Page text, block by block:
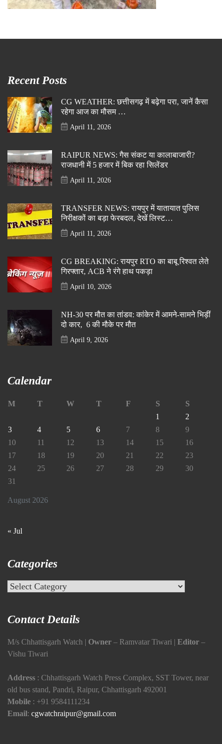
Recent Posts
CG WEATHER: छत्तीसगढ़ में बढ़ेगा परा, जानें कैसा
रहेगा आज का मौसम …
April 11, 2026
RAIPUR NEWS: गैस संकट या कालाबाजारी?
राजधानी में 5 हजार में बिक रहा सिलेंडर
April 11, 2026
TRANSFER NEWS: रायपुर में यातायात पुलिस
निरीक्षकों का बड़ा फेरबदल, देखें लिस्ट…
April 11, 2026
CG BREAKING: रायपुर RTO का बाबू रिश्वत लेते
गिरफ्तार, ACB ने रंगे हाथ पकड़ा
April 10, 2026
NH-30 पर मौत का तांडव: कांकेर में आमने-सामने भिड़ीं
दो कार, 6 की मौके पर मौत
April 9, 2026
Calendar
August 2026
M T W T F S
S
1
2
3
4 5 6 7 8
9
10
11 12 13 14 15
16
17
18 19 20 21 22
23
24
25 26 27 28 29
30
31
« Jul
Categories
Categories
Contact Details
M/s Chhattisgarh Watch | Owner – Ramvatar Tiwari | Editor –
Vishu Tiwari
Address : Chhattisgarh Watch Press Complex, SST Tower, near
old bus stand, Pandri, Raipur, Chhattisgarh 492001
Mobile : +91 9584111234
Email: cgwatchraipur@gmail.com